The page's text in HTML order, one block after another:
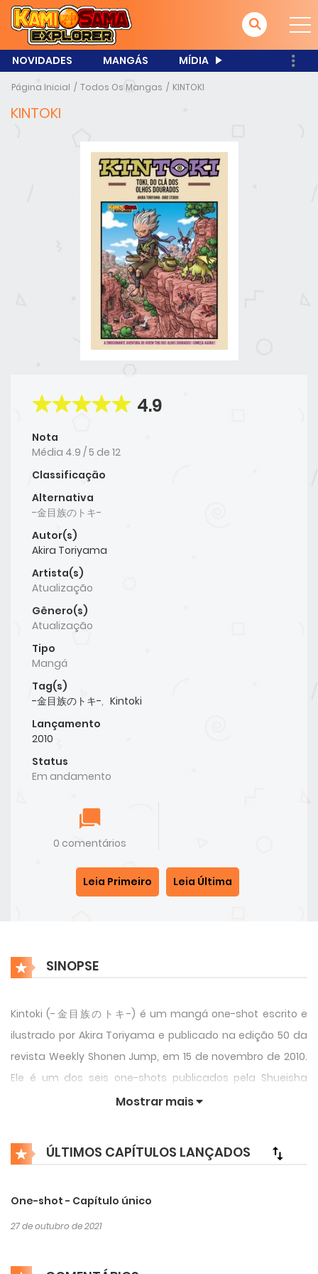
NOVIDADES MANGÁS MÍDIA
Página Inicial Todos Os Mangas KINTOKI
KINTOKI
4.9
Nota
Média 4.9 /5 de 12
Classificação
Alternativa
-金目族のトキ-
Autor(s)
Akira Toriyama
Artista(s)
Atualização
Gênero(s)
Atualização
Tipo
Mangá
Tag(s)
-金目族のトキ-, Kintoki
Lançamento
2010
Status
Em andamento
0 comentários
Leia Primeiro Leia Última
SINOPSE
Kintoki (-金目族のトキ-) é um mangá one-shot escrito e
ilustrado por Akira Toriyama e publicado na edição 50 da
revista Weekly Shonen Jump, em 15 de novembro de 2010.
Ele é um dos seis one-shots publicados pela Shueisha
como parte do projeto “Top of the Super Legend”, que
saber:
2. “Bankara-san ga Tōru”, de Hideaki Sorachi (Gintama);
Mostrar mais
ÚLTIMOS CAPÍTULOS LANÇADOS
One-shot - Capítulo único
27 de outubro de 2021